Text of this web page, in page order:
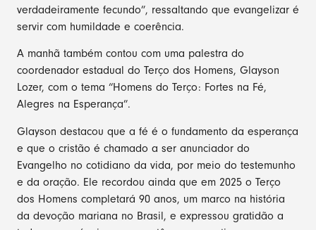
verdadeiramente fecundo”, ressaltando que evangelizar é
servir com humildade e coerência.
A manhã também contou com uma palestra do
coordenador estadual do Terço dos Homens, Glayson
Lozer, com o tema “Homens do Terço: Fortes na Fé,
Alegres na Esperança”.
Glayson destacou que a fé é o fundamento da esperança
e que o cristão é chamado a ser anunciador do
Evangelho no cotidiano da vida, por meio do testemunho
e da oração. Ele recordou ainda que em 2025 o Terço
dos Homens completará 90 anos, um marco na história
da devoção mariana no Brasil, e expressou gratidão a